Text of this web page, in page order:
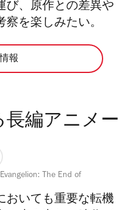
び、原作との差異や
を楽しみたい。
報
長編アニメー
The End of
おいても重要な転機